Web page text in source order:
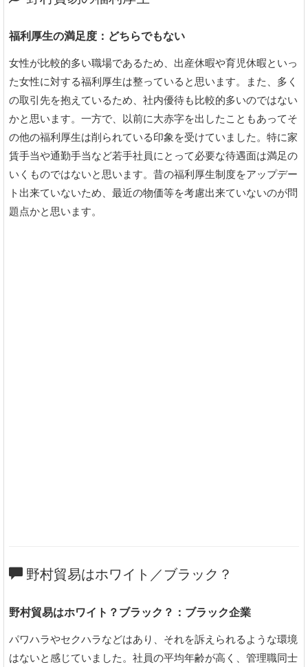
福利厚生の満足度：どちらでもない
女性が比較的多い職場であるため、出産休暇や育児休暇といっ
た女性に対する福利厚生は整っていると思います。また、多く
の取引先を抱えているため、社内優待も比較的多いのではない
かと思います。一方で、以前に大赤字を出したこともあってそ
の他の福利厚生は削られている印象を受けていました。特に家
賃手当や通勤手当など若手社員にとって必要な待遇面は満足の
いくものではないと思います。昔の福利厚生制度をアップデー
ト出来ていないため、最近の物価等を考慮出来ていないのが問
題点かと思います。
野村貿易はホワイト／ブラック？
野村貿易はホワイト？ブラック？：ブラック企業
パワハラやセクハラなどはあり、それを訴えられるような環境
はないと感じていました。社員の平均年齢が高く、管理職同士